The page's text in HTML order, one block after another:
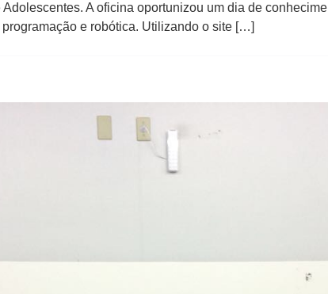
A oficina oportunizou um dia de
e robótica. Utilizando o site […]